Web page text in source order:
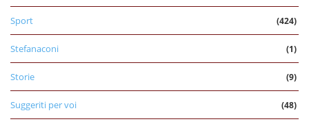
Sport (424)
Stefanaconi (1)
Storie (9)
Suggeriti per voi (48)